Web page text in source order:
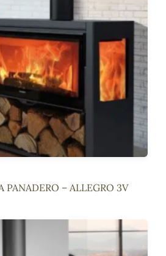
PANADERO – ALLEGRO 3V